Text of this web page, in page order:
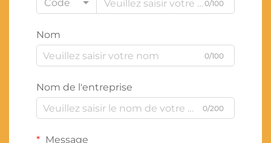
Code 0/100
Nom
0/100
Nom de l'entreprise
0/200
Message